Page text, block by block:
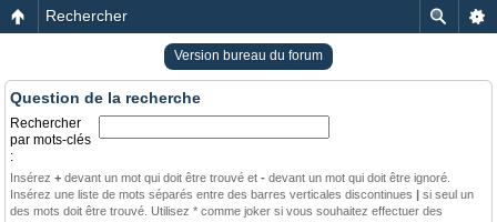
Rechercher
Version bureau du forum
Question de la recherche
Rechercher
par mots-clés
:
Insérez + devant un mot qui doit être trouvé et - devant un mot qui doit être ignoré.
Insérez une liste de mots séparés entre des barres verticales discontinues | si seul un
des mots doit être trouvé. Utilisez * comme joker si vous souhaitez effectuer des